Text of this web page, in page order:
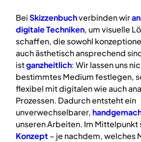
BeiSkizzenbuchverbinden wir
digitaleTechniken, um visuelle
schaffen, die sowohl
auch ästhetisch ansprechend
istganzheitlich: Wir lassen uns
bestimmtes Medium festlegen,
flexibel mit digitalen wie auch
Prozessen. Dadurch entsteht ein
unverwechselbarer,
unseren Arbeiten. Im Mittelpunkt
Konzept – je nachdem, welches